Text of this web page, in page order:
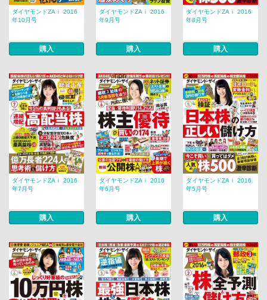
ダイヤモンドZAｉ 2016
年10月号
購入
ダイヤモンドZAｉ 2016
年9月号
購入
ダイヤモンドZAｉ 2016
年8月号
購入
ダイヤモンドZAｉ 2016
年7月号
購入
ダイヤモンドZAｉ 2016
年6月号
購入
ダイヤモンドZAｉ 2016
年5月号
購入